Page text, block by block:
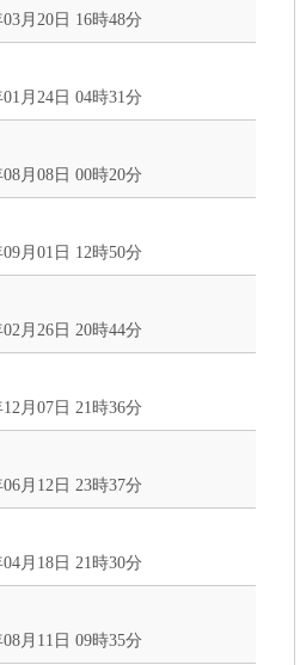
03月20日 16時48分
01月24日 04時31分
08月08日 00時20分
09月01日 12時50分
02月26日 20時44分
12月07日 21時36分
06月12日 23時37分
04月18日 21時30分
08月11日 09時35分